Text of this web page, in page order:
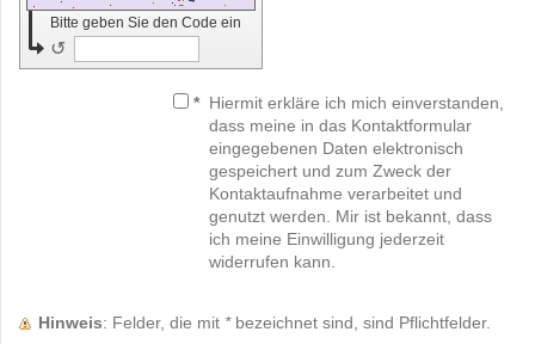
Bitte geben Sie den Code ein
↺
* Hiermit erkläre ich mich einverstanden,
dass meine in das Kontaktformular
eingegebenen Daten elektronisch
gespeichert und zum Zweck der
Kontaktaufnahme verarbeitet und
genutzt werden. Mir ist bekannt, dass
ich meine Einwilligung jederzeit
widerrufen kann.
Hinweis : Felder, die mit *bezeichnet sind, sind Pflichtfelder.